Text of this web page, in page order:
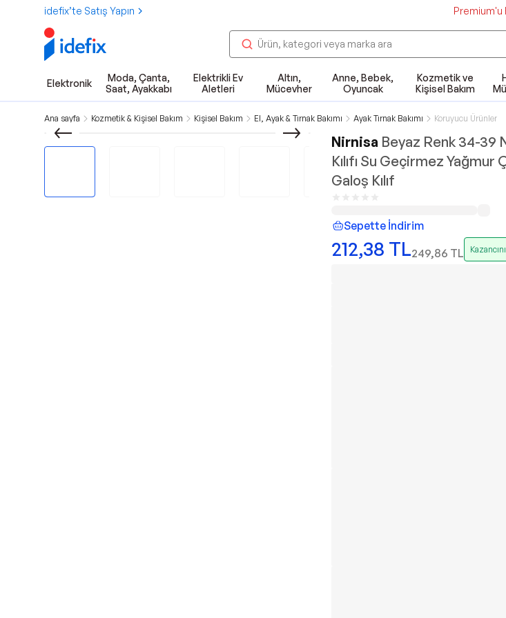
idefix’te Satış Yapın Premium'u
Elektronik
Moda, Çanta,
Saat, Ayakkabı
Elektrikli Ev
Aletleri
Altın,
Mücevher
Anne, Bebek,
Oyuncak
Kozmetik ve
Kişisel Bakım
Ana sayfa Kozmetik & Kişisel Bakım Kişisel Bakım El, Ayak & Tırnak Bakımı Ayak Tırnak Bakımı Koruyucu Ürünler
Nirnisa Beyaz Renk 34-39
Kılıfı Su Geçirmez
Galoş Kılıf
Sepette İndirim
212,38 TL249,86 TL